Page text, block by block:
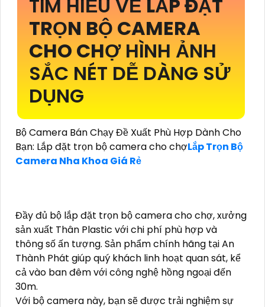
TÌM HIỂU VỀ LẮP ĐẶT
TRỌN BỘ CAMERA
CHO CHỢHÌNH ẢNH
SẮC NÉT DỄ DÀNG SỬ
DỤNG
Bộ Camera Bán Chạy Đề Xuất Phù Hợp Dành Cho
Bạn: Lắp đặt trọn bộ camera cho chợLắp Trọn Bộ
Camera Nha Khoa Giá Rẻ
Đầy đủ bộ lắp đặt trọn bộ camera cho chợ, xưởng
sản xuất Thân Plastic với chi phí phù hợp và
thông số ấn tượng. Sản phẩm chính hãng tại An
Thành Phát giúp quý khách linh hoạt quan sát, kể
cả vào ban đêm với công nghệ hồng ngoại đến
30m.
Với bộ camera này, bạn sẽ được trải nghiệm sự